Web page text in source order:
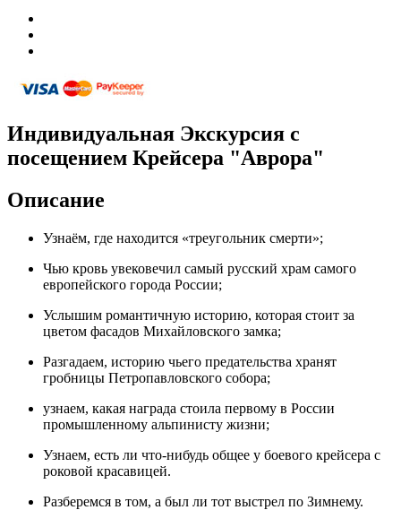
Индивидуальная Экскурсия с
посещением Крейсера "Аврора"
Описание
Узнаём, где находится «треугольник смерти»;
Чью кровь увековечил самый русский храм самого
европейского города России;
Услышим романтичную историю, которая стоит за
цветом фасадов Михайловского замка;
Разгадаем, историю чьего предательства хранят
гробницы Петропавловского собора;
узнаем, какая награда стоила первому в России
промышленному альпинисту жизни;
Узнаем, есть ли что-нибудь общее у боевого крейсера с
роковой красавицей.
Разберемся в том, а был ли тот выстрел по Зимнему.